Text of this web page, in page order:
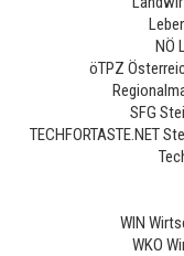
NÖ
öTPZ
SFG
TECHFORTASTE.NET
WIN
WKO